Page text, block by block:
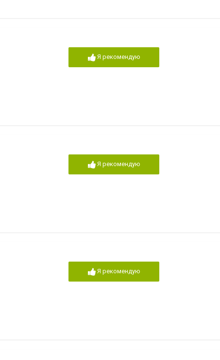
Я рекомендую
Я рекомендую
Я рекомендую